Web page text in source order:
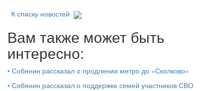
К списку новостей
Вам также может быть
интересно:
• Собянин рассказал о продлении метро до «Сколково»
• Собянин рассказал о поддержке семей участников СВО